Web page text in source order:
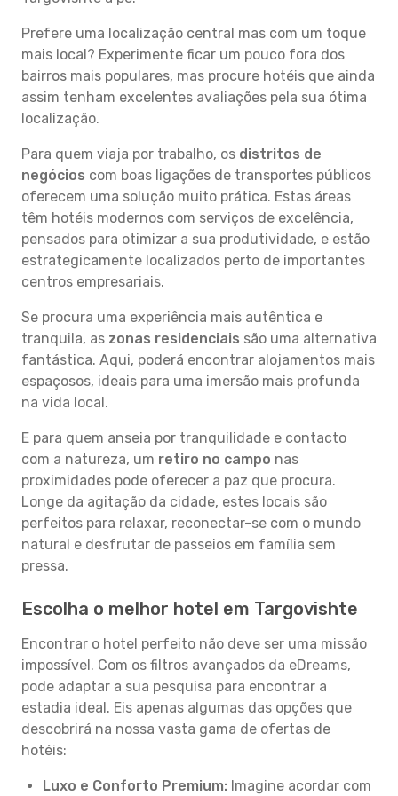
Prefere uma localização central mas com um toque
mais local? Experimente ficar um pouco fora dos
bairros mais populares, mas procure hotéis que ainda
assim tenham excelentes avaliações pela sua ótima
localização.
Para quem viaja por trabalho, os distritos de
negócios com boas ligações de transportes públicos
oferecem uma solução muito prática. Estas áreas
têm hotéis modernos com serviços de excelência,
pensados para otimizar a sua produtividade, e estão
estrategicamente localizados perto de importantes
centros empresariais.
Se procura uma experiência mais autêntica e
tranquila, as zonas residenciais são uma alternativa
fantástica. Aqui, poderá encontrar alojamentos mais
espaçosos, ideais para uma imersão mais profunda
na vida local.
E para quem anseia por tranquilidade e contacto
com a natureza, um retiro no campo nas
proximidades pode oferecer a paz que procura.
Longe da agitação da cidade, estes locais são
perfeitos para relaxar, reconectar-se com o mundo
natural e desfrutar de passeios em família sem
pressa.
Escolha o melhor hotel em Targovishte
Encontrar o hotel perfeito não deve ser uma missão
impossível. Com os filtros avançados da eDreams,
pode adaptar a sua pesquisa para encontrar a
estadia ideal. Eis apenas algumas das opções que
descobrirá na nossa vasta gama de ofertas de
hotéis:
Luxo e Conforto Premium: Imagine acordar com